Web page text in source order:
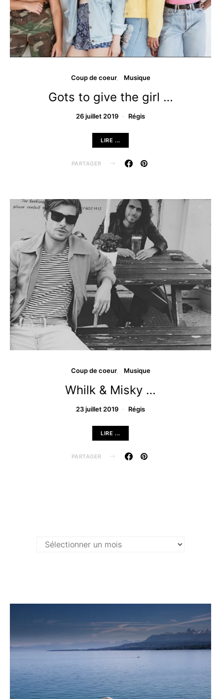
Coup de coeur Musique
Gots to give the girl …
26 juillet 2019 Régis
LIRE ...
PARTAGER
Coup de coeur Musique
Whilk & Misky …
23 juillet 2019 Régis
LIRE ...
PARTAGER
Archives